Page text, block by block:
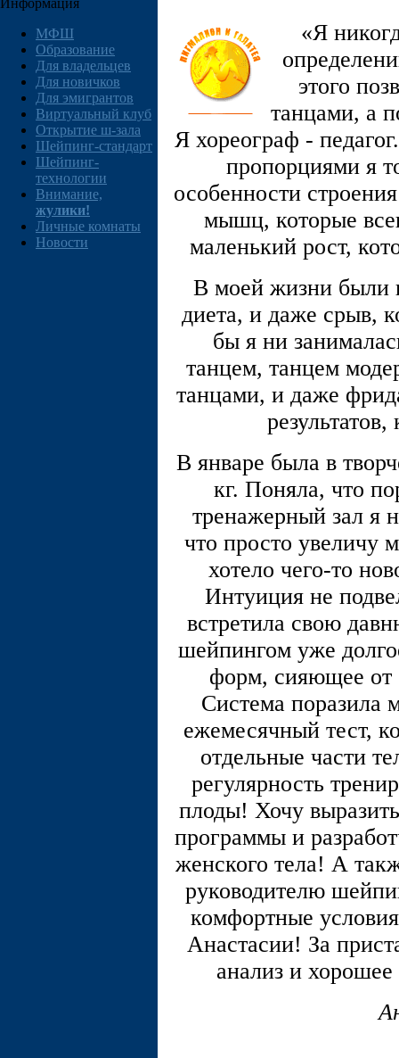
Информация
МФШ
Образование
Для владельцев
Для новичков
Для эмигрантов
Виртуальный клуб
Открытие ш-зала
Шейпинг-стандарт
Шейпинг-
технологии
Внимание,
жулики!
Личные комнаты
Новости
«Я
этого
танцами, а
Я хореограф -
пропорциями я
особенности
мышц, которые
маленький рост,
В моей жизни были
диета, и даже срыв,
бы я ни
танцем, танцем
танцами, и даже
В январе была в
кг. Поняла, что
тренажерный зал я
что просто увеличу
хотело чего-то
Интуиция не
встретила свою
шейпингом уже
форм, сияющее от
Система поразила
ежемесячный тест,
отдельные части
регулярность
плоды! Хочу
программы и
женского тела! А
руководителю
комфортные
Анастасии! За
анализ и